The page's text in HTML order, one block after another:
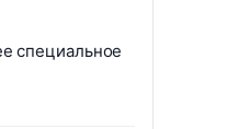
специальное